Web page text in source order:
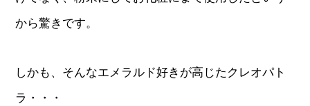
から驚きです。
しかも、そんなエメラルド好きが高じたクレオパト
ラ・・・